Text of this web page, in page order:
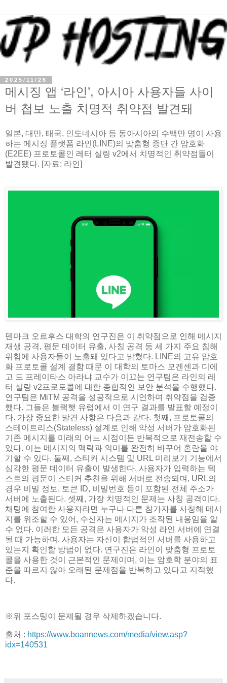
2025/11/26
메시징 앱 ‘라인’, 아시아 사용자들 사이
버 첩보 노출 치명적 취약점 발견돼
일본, 대만, 태국, 인도네시아 등 동아시아의 수백만 명이 사용
하는 메시징 플랫폼 라인(LINE)의 맞춤형 종단 간 암호화
(E2EE) 프로토콜인 레터 실링 v2에서 치명적인 취약점들이
발견됐다. [자료: 라인]
덴마크 오르후스 대학의 연구진은 이 취약점으로 인해 메시지
재생 공격, 평문 데이터 유출, 사칭 공격 등 세 가지 주요 침해
위험에 사용자들이 노출돼 있다고 밝혔다. LINE의 고유 암호
화 프로토콜 설계 결함 때문 이 대학의 토마스 모겐센과 디에
고 드 프레이타스 아라냐 교수가 이끄는 연구팀은 라인의 레
터 실링 v2프로토콜에 대한 종합적인 보안 분석을 수행했다.
연구팀은 MiTM 공격을 성공적으로 시연하며 취약점을 검증
했다. 그들은 블랙햇 유럽에서 이 연구 결과를 발표할 예정이
다. 가장 중요한 발견 사항은 다음과 같다. 첫째, 프로토콜의
스테이트리스(Stateless) 설계로 인해 악성 서버가 암호화된
기존 메시지를 미래의 어느 시점이든 반복적으로 재전송할 수
있다. 이는 메시지의 맥락과 의미를 완전히 바꾸어 혼란을 야
기할 수 있다. 둘째, 스티커 시스템 및 URL 미리보기 기능에서
심각한 평문 데이터 유출이 발생한다. 사용자가 입력하는 텍
스트의 평문이 스티커 추천을 위해 서버로 전송되며, URL의
경우 비밀 정보, 토큰 ID, 비밀번호 등이 포함된 전체 주소가
서버에 노출된다. 셋째, 가장 치명적인 문제는 사칭 공격이다.
채팅에 참여한 사용자라면 누구나 다른 참가자를 사칭해 메시
지를 위조할 수 있어, 수신자는 메시지가 조작된 내용임을 알
수 없다. 이러한 모든 공격은 사용자가 악성 라인 서버에 연결
될 때 가능하며, 사용자는 자신이 합법적인 서버를 사용하고
있는지 확인할 방법이 없다. 연구진은 라인이 맞춤형 프로토
콜을 사용한 것이 근본적인 문제이며, 이는 암호학 분야의 표
준을 따르지 않아 오래된 문제점을 반복하고 있다고 지적했
다.
※위 포스팅이 문제될 경우 삭제하겠습니다.
출처 : https://www.boannews.com/media/view.asp?
idx=140531